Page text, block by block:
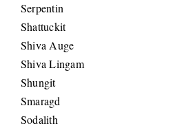
Serpentin
Shattuckit
Shiva Auge
Shiva Lingam
Shungit
Smaragd
Sodalith